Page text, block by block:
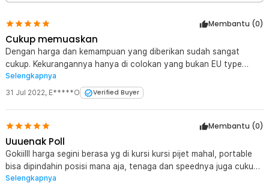
Membantu (0)
Cukup memuaskan
Dengan harga dan kemampuan yang diberikan sudah sangat
cukup. Kekurangannya hanya di colokan yang bukan EU type
sehingga harus menggunakan adapter lagi.
Selengkapnya
31 Jul 2022, E*****O Verified Buyer
Membantu (0)
Uuuenak Poll
Gokiilll harga segini berasa yg di kursi kursi pijet mahal, portable
bisa dipindahin posisi mana aja, tenaga dan speednya juga cukup,
ada auto powernya per 15 menit jadi kalo ketiduran ga khawatir ,
Selengkapnya